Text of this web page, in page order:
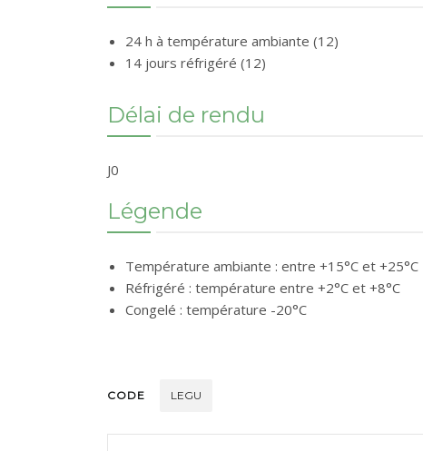
24 h à température ambiante (12)
14 jours réfrigéré (12)
Délai de rendu
J0
Légende
Température ambiante : entre +15°C et +25°C
Réfrigéré : température entre +2°C et +8°C
Congelé : température -20°C
CODE LEGU